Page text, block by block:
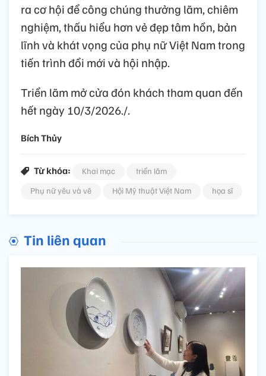
ra cơ hội để công chúng thưởng lãm, chiêm
nghiệm, thấu hiểu hơn vẻ đẹp tâm hồn, bản
lĩnh và khát vọng của phụ nữ Việt Nam trong
tiến trình đổi mới và hội nhập.
Triển lãm mở cửa đón khách tham quan đến
hết ngày 10/3/2026./.
Bích Thủy
Từ khóa: Khai mạc
triển lãm
Phụ nữ yêu và vẽ
Hội Mỹ thuật Việt Nam họa sĩ
Tin liên quan